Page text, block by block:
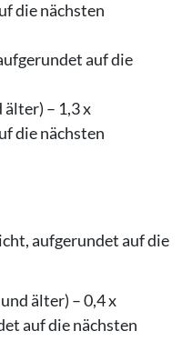
die nächsten
auf die
– 1,3 x
die nächsten
aufgerundet auf die
älter) – 0,4 x
auf die nächsten